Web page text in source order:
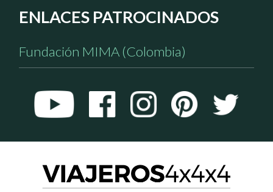
ENLACES PATROCINADOS
Fundación MIMA (Colombia)